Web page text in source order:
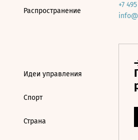
Распространение
Идеи управления
Спорт
Страна
+7